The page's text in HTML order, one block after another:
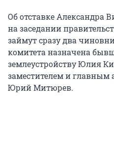
Об отставке Александра
на заседании
займут сразу два
комитета назначена
землеустройству Юлия
заместителем и главным
Юрий Митюрев.